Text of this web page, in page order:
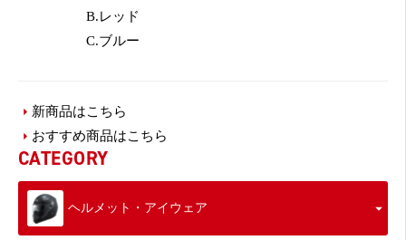
B.レッド
C.ブルー
新商品はこちら
おすすめ商品はこちら
CATEGORY
ヘルメット・アイウェア